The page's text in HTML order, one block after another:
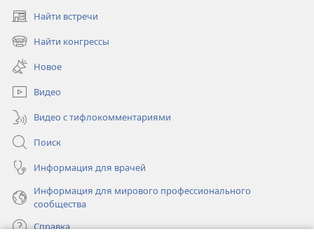
Найти встречи
(открывается
в
новом
окне)
Найти конгрессы
(открывается
новом
окне)
Новое
Видео
Видео с тифлокомментариями
Поиск
Информация для врачей
Информация для мирового профессионального
сообщества
Справка